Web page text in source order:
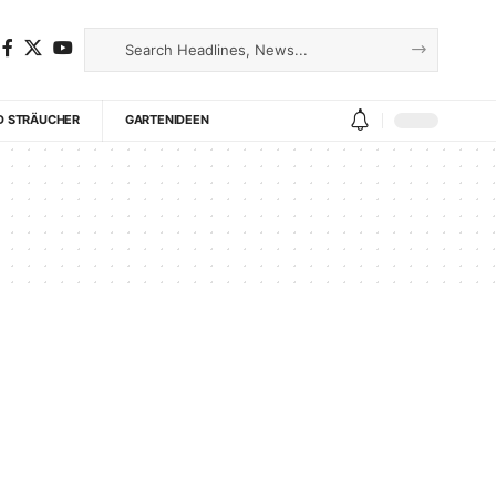
STRÄUCHER GARTENIDEEN